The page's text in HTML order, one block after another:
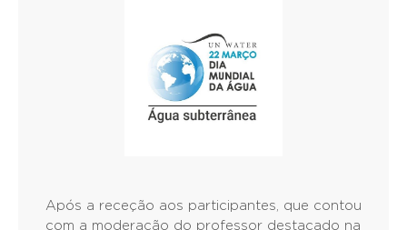
Após a receção aos participantes, que contou
com a moderação do professor destacado na